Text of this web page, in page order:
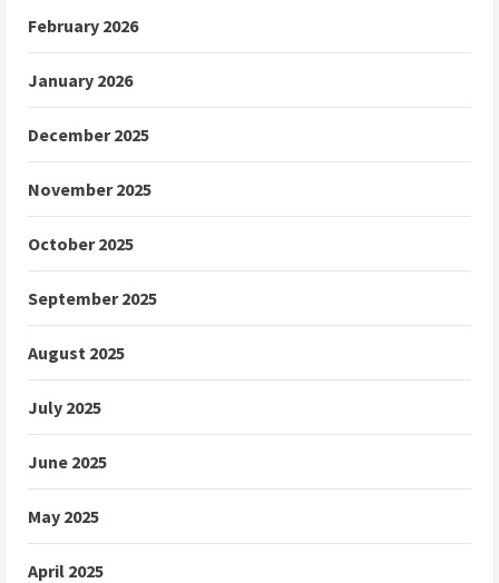
February 2026
January 2026
December 2025
November 2025
October 2025
September 2025
August 2025
July 2025
June 2025
May 2025
April 2025